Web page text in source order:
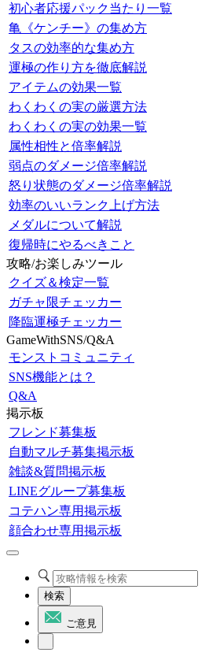
初心者応援パック当たり一覧
亀《ケンチー》の集め方
タスの効率的な集め方
運極の作り方を徹底解説
アイテムの効果一覧
わくわくの実の厳選方法
わくわくの実の効果一覧
属性相性と倍率解説
弱点のダメージ倍率解説
怒り状態のダメージ倍率解説
効率のいいランク上げ方法
メダルについて解説
復帰時にやるべきこと
攻略/お楽しみツール
クイズ＆検定一覧
ガチャ限チェッカー
降臨運極チェッカー
GameWithSNS/Q&A
モンストコミュニティ
SNS機能とは？
Q&A
掲示板
フレンド募集板
自動マルチ募集掲示板
雑談&質問掲示板
LINEグループ募集板
コテハン専用掲示板
顔合わせ専用掲示板
検索
ご意見